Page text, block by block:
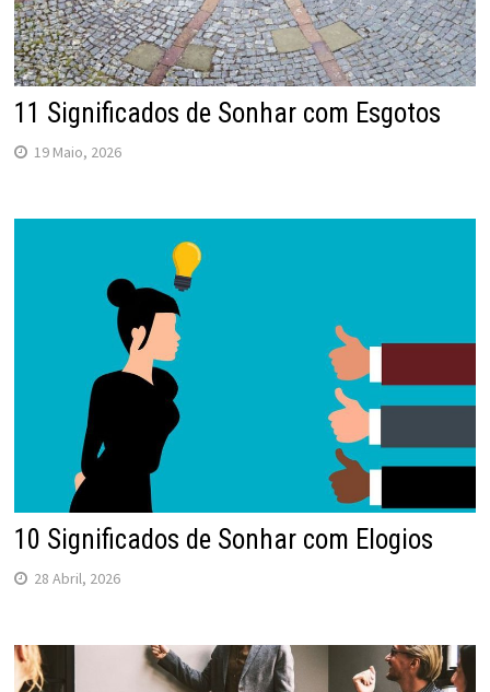
11 Significados de Sonhar com Esgotos
19 Maio, 2026
10 Significados de Sonhar com Elogios
28 Abril, 2026